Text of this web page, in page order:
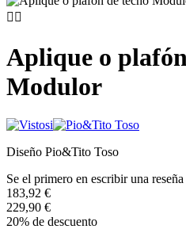
 
Aplique o
Modulor
Diseño Pio&Tito Toso
Se el primero en escribir una reseña
183,92 €
229,90 €
20% de descuento